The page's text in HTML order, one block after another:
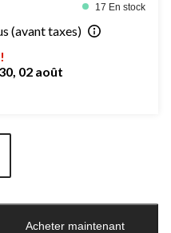
17 En stock
(avant taxes)
02 août
Acheter maintenant